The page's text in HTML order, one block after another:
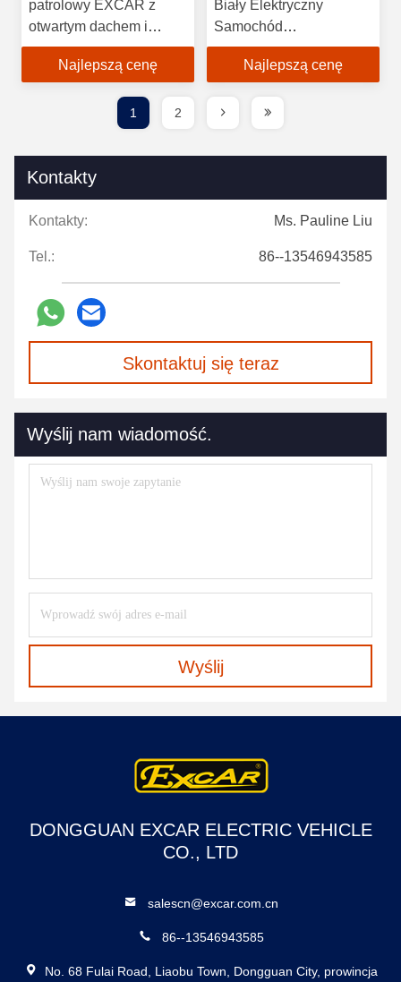
patrolowy EXCAR z
otwartym dachem i
dachem z akumulatorem
TrojanNajlepszą cenę
Biały Elektryczny
Samochód
Bezpieczeństwa – 6-
osobowy Elektryczny
Najlepszą cenę
1 2
Kontakty
Kontakty: Ms. Pauline Liu
Tel.: 86--13546943585
Skontaktuj się teraz
Wyślij nam wiadomość.
Wyślij
DONGGUAN EXCAR ELECTRIC VEHICLE
CO., LTD
salescn@excar.com.cn
86--13546943585
No. 68 Fulai Road, Liaobu Town, Dongguan City, prowincja